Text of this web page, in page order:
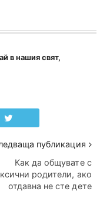
в нашия свят,
публикация
Как да общувате с
родители, ако
отдавна не сте дете